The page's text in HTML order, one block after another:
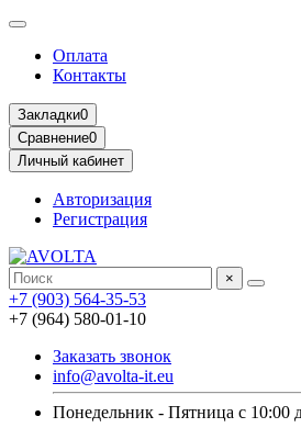
Оплата
Контакты
Закладки0
Сравнение0
Личный кабинет
Авторизация
Регистрация
×
+7 (903) 564-35-53
+7 (964) 580-01-10
Заказать звонок
info@avolta-it.eu
Понедельник - Пятница с 10:00